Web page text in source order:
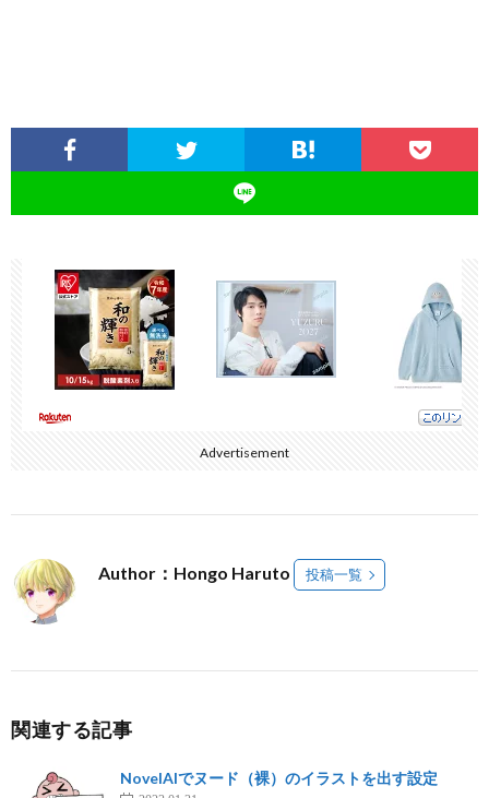
Advertisement
Author：Hongo Haruto 投稿一覧
関連する記事
NovelAIでヌード（裸）のイラストを出す設定